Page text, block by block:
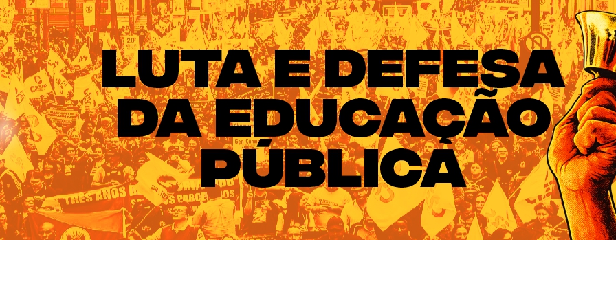
do Rio Grande do Sul